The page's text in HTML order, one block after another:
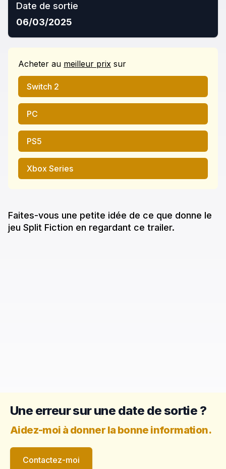
Date de sortie
06/03/2025
Acheter au meilleur prix sur
Switch 2
PC
PS5
Xbox Series
Faites-vous une petite idée de ce que donne le
jeu Split Fiction en regardant ce trailer.
Une erreur sur une date de sortie ?
Aidez-moi à donner la bonne information.
Contactez-moi